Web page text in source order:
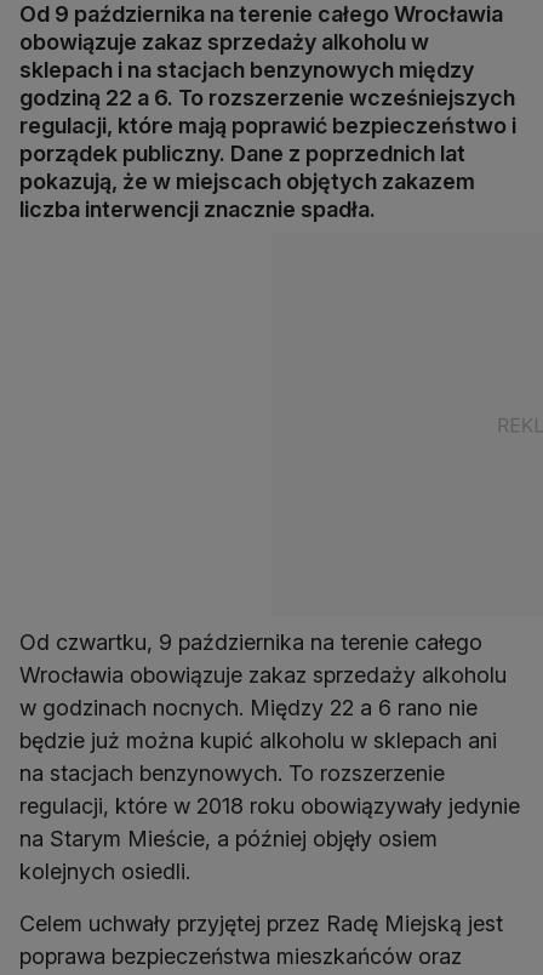
Od 9 października na terenie całego Wrocławia
obowiązuje zakaz sprzedaży alkoholu w
sklepach i na stacjach benzynowych między
godziną 22 a 6. To rozszerzenie wcześniejszych
regulacji, które mają poprawić bezpieczeństwo i
porządek publiczny. Dane z poprzednich lat
pokazują, że w miejscach objętych zakazem
liczba interwencji znacznie spadła.
Od czwartku, 9 października na terenie całego
Wrocławia obowiązuje zakaz sprzedaży alkoholu
w godzinach nocnych. Między 22 a 6 rano nie
będzie już można kupić alkoholu w sklepach ani
na stacjach benzynowych. To rozszerzenie
regulacji, które w 2018 roku obowiązywały jedynie
na Starym Mieście, a później objęły osiem
kolejnych osiedli.
Celem uchwały przyjętej przez Radę Miejską jest
poprawa bezpieczeństwa mieszkańców oraz